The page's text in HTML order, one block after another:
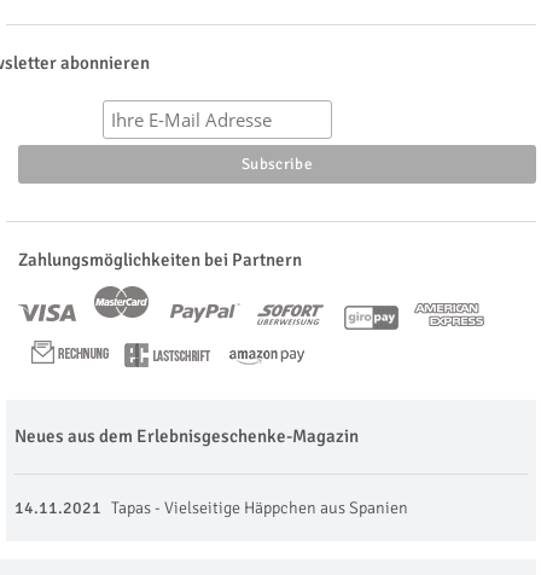
abonnieren
Zahlungsmöglichkeiten bei Partnern
Neues aus dem Erlebnisgeschenke-Magazin
14.11.2021 Tapas - Vielseitige Häppchen aus Spanien